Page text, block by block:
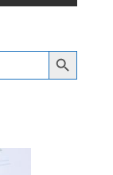
Search Button